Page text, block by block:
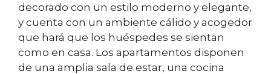
decorado con un estilo moderno y elegante,
y cuenta con un ambiente cálido y acogedor
que hará que los huéspedes se sientan
como en casa. Los apartamentos disponen
de una amplia sala de estar, una cocina